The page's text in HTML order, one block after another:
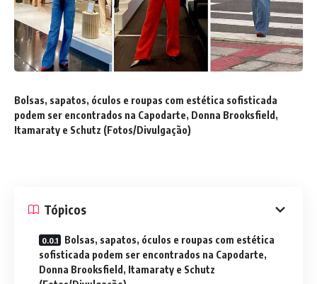
Bolsas, sapatos, óculos e roupas com estética sofisticada
podem ser encontrados na Capodarte, Donna Brooksfield,
Itamaraty e Schutz (Fotos/Divulgação)
Tópicos
Bolsas, sapatos, óculos e roupas com estética
sofisticada podem ser encontrados na Capodarte,
Donna Brooksfield, Itamaraty e Schutz